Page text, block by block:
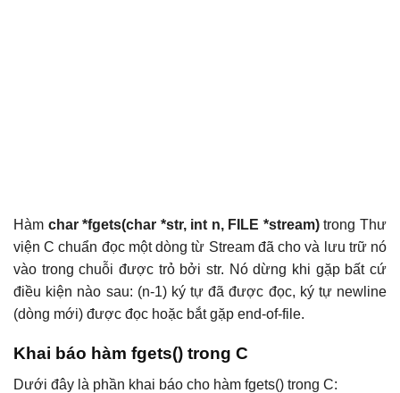
Hàm char *fgets(char *str, int n, FILE *stream)trong Thư
viện C chuẩn đọc một dòng từ Stream đã cho và lưu trữ nó
vào trong chuỗi được trỏ bởi str. Nó dừng khi gặp bất cứ
điều kiện nào sau: (n-1) ký tự đã được đọc, ký tự newline
(dòng mới) được đọc hoặc bắt gặp end-of-file.
Khai báo hàm fgets() trong C
Dưới đây là phần khai báo cho hàm fgets() trong C: